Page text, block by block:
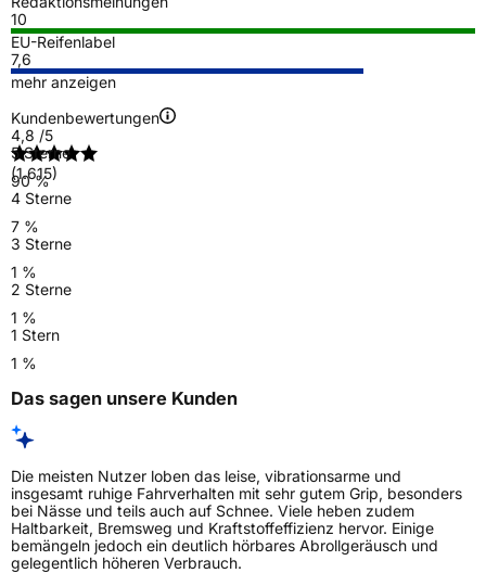
10
EU-Reifenlabel
7,6
mehr anzeigen
Kundenbewertungen
4,8 /5
(1.615)
5 Sterne
90 %
4 Sterne
7 %
3 Sterne
1 %
2 Sterne
1 %
1 Stern
1 %
Das sagen unsere Kunden
Die meisten Nutzer loben das leise, vibrationsarme und
insgesamt ruhige Fahrverhalten mit sehr gutem Grip, besonders
bei Nässe und teils auch auf Schnee. Viele heben zudem
Haltbarkeit, Bremsweg und Kraftstoffeffizienz hervor. Einige
bemängeln jedoch ein deutlich hörbares Abrollgeräusch und
gelegentlich höheren Verbrauch.